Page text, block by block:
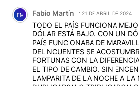
vez por los intereses internacionales que hay sobre
nuestro país ??? Ya BASTA..!!!
Comentario de Fabio Martín.
FM Fabio Martín 21 DE ABRIL DE 2024
TODO EL PAÍS FUNCIONA
DÓLAR ESTÁ BAJO. CON UN
PAÍS FUNCIONABA DE
DELINCUENTES SE
FORTUNAS CON LA
EL TIPO DE CAMBIO. SIN
LAMPARITA DE LA NOCHE A LA